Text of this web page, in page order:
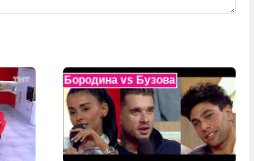
Бородина vs Бузова